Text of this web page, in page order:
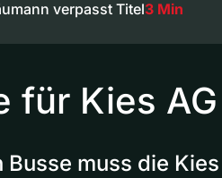
verpasst Titel3 Min
für Kies
muss die